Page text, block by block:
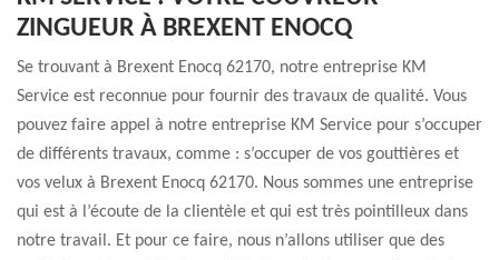
ZINGUEUR À BREXENT ENOCQ
Se trouvant à Brexent Enocq 62170, notre entreprise KM
Service est reconnue pour fournir des travaux de qualité. Vous
pouvez faire appel à notre entreprise KM Service pour s’occuper
de différents travaux, comme : s’occuper de vos gouttières et
vos velux à Brexent Enocq 62170. Nous sommes une entreprise
qui est à l’écoute de la clientèle et qui est très pointilleux dans
notre travail. Et pour ce faire, nous n’allons utiliser que des